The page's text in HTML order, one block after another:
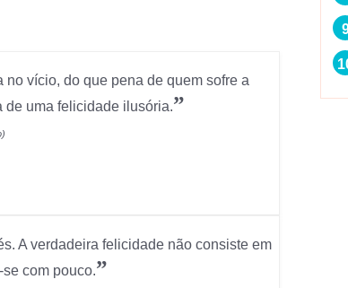
vício, do que pena de quem sofre a
de uma felicidade ilusória.”
A verdadeira felicidade não consiste em
com pouco.”